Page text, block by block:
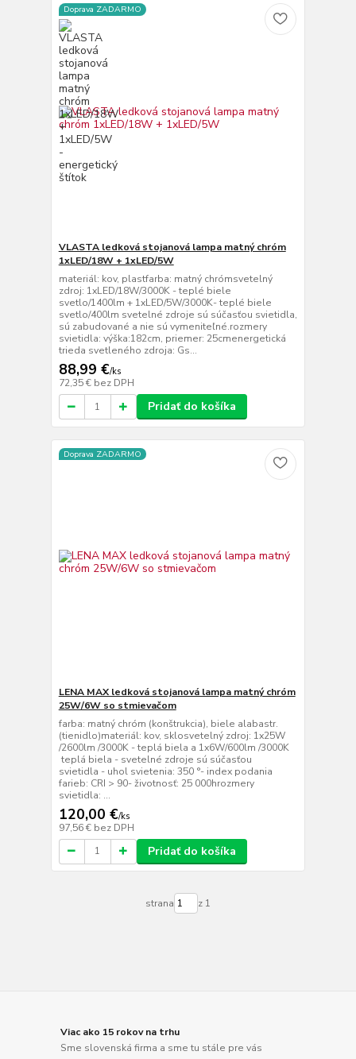
Doprava ZADARMO
VLASTA ledková stojanová lampa matný chróm
1xLED/18W + 1xLED/5W
materiál: kov, plastfarba: matný chrómsvetelný
zdroj: 1xLED/18W/3000K - teplé biele
svetlo/1400lm + 1xLED/5W/3000K- teplé biele
svetlo/400lm svetelné zdroje sú súčasťou svietidla,
sú zabudované a nie sú vymeniteľné.rozmery
svietidla: výška:182cm, priemer: 25cmenergetická
trieda svetleného zdroja: Gs...
88,99 €/ks
72,35 € bez DPH
Pridať do košíka
Doprava ZADARMO
LENA MAX ledková stojanová lampa matný chróm
25W/6W so stmievačom
farba: matný chróm (konštrukcia), biele alabastr.
(tienidlo)materiál: kov, sklosvetelný zdroj: 1x25W
/2600lm /3000K - teplá biela a 1x6W/600lm /3000K
teplá biela - svetelné zdroje sú súčasťou
svietidla - uhol svietenia: 350 °- index podania
farieb: CRI > 90- životnosť: 25 000hrozmery
svietidla: ...
120,00 €/ks
97,56 € bez DPH
Pridať do košíka
strana z 1
Viac ako 15 rokov na trhu
Sme slovenská firma a sme tu stále pre vás